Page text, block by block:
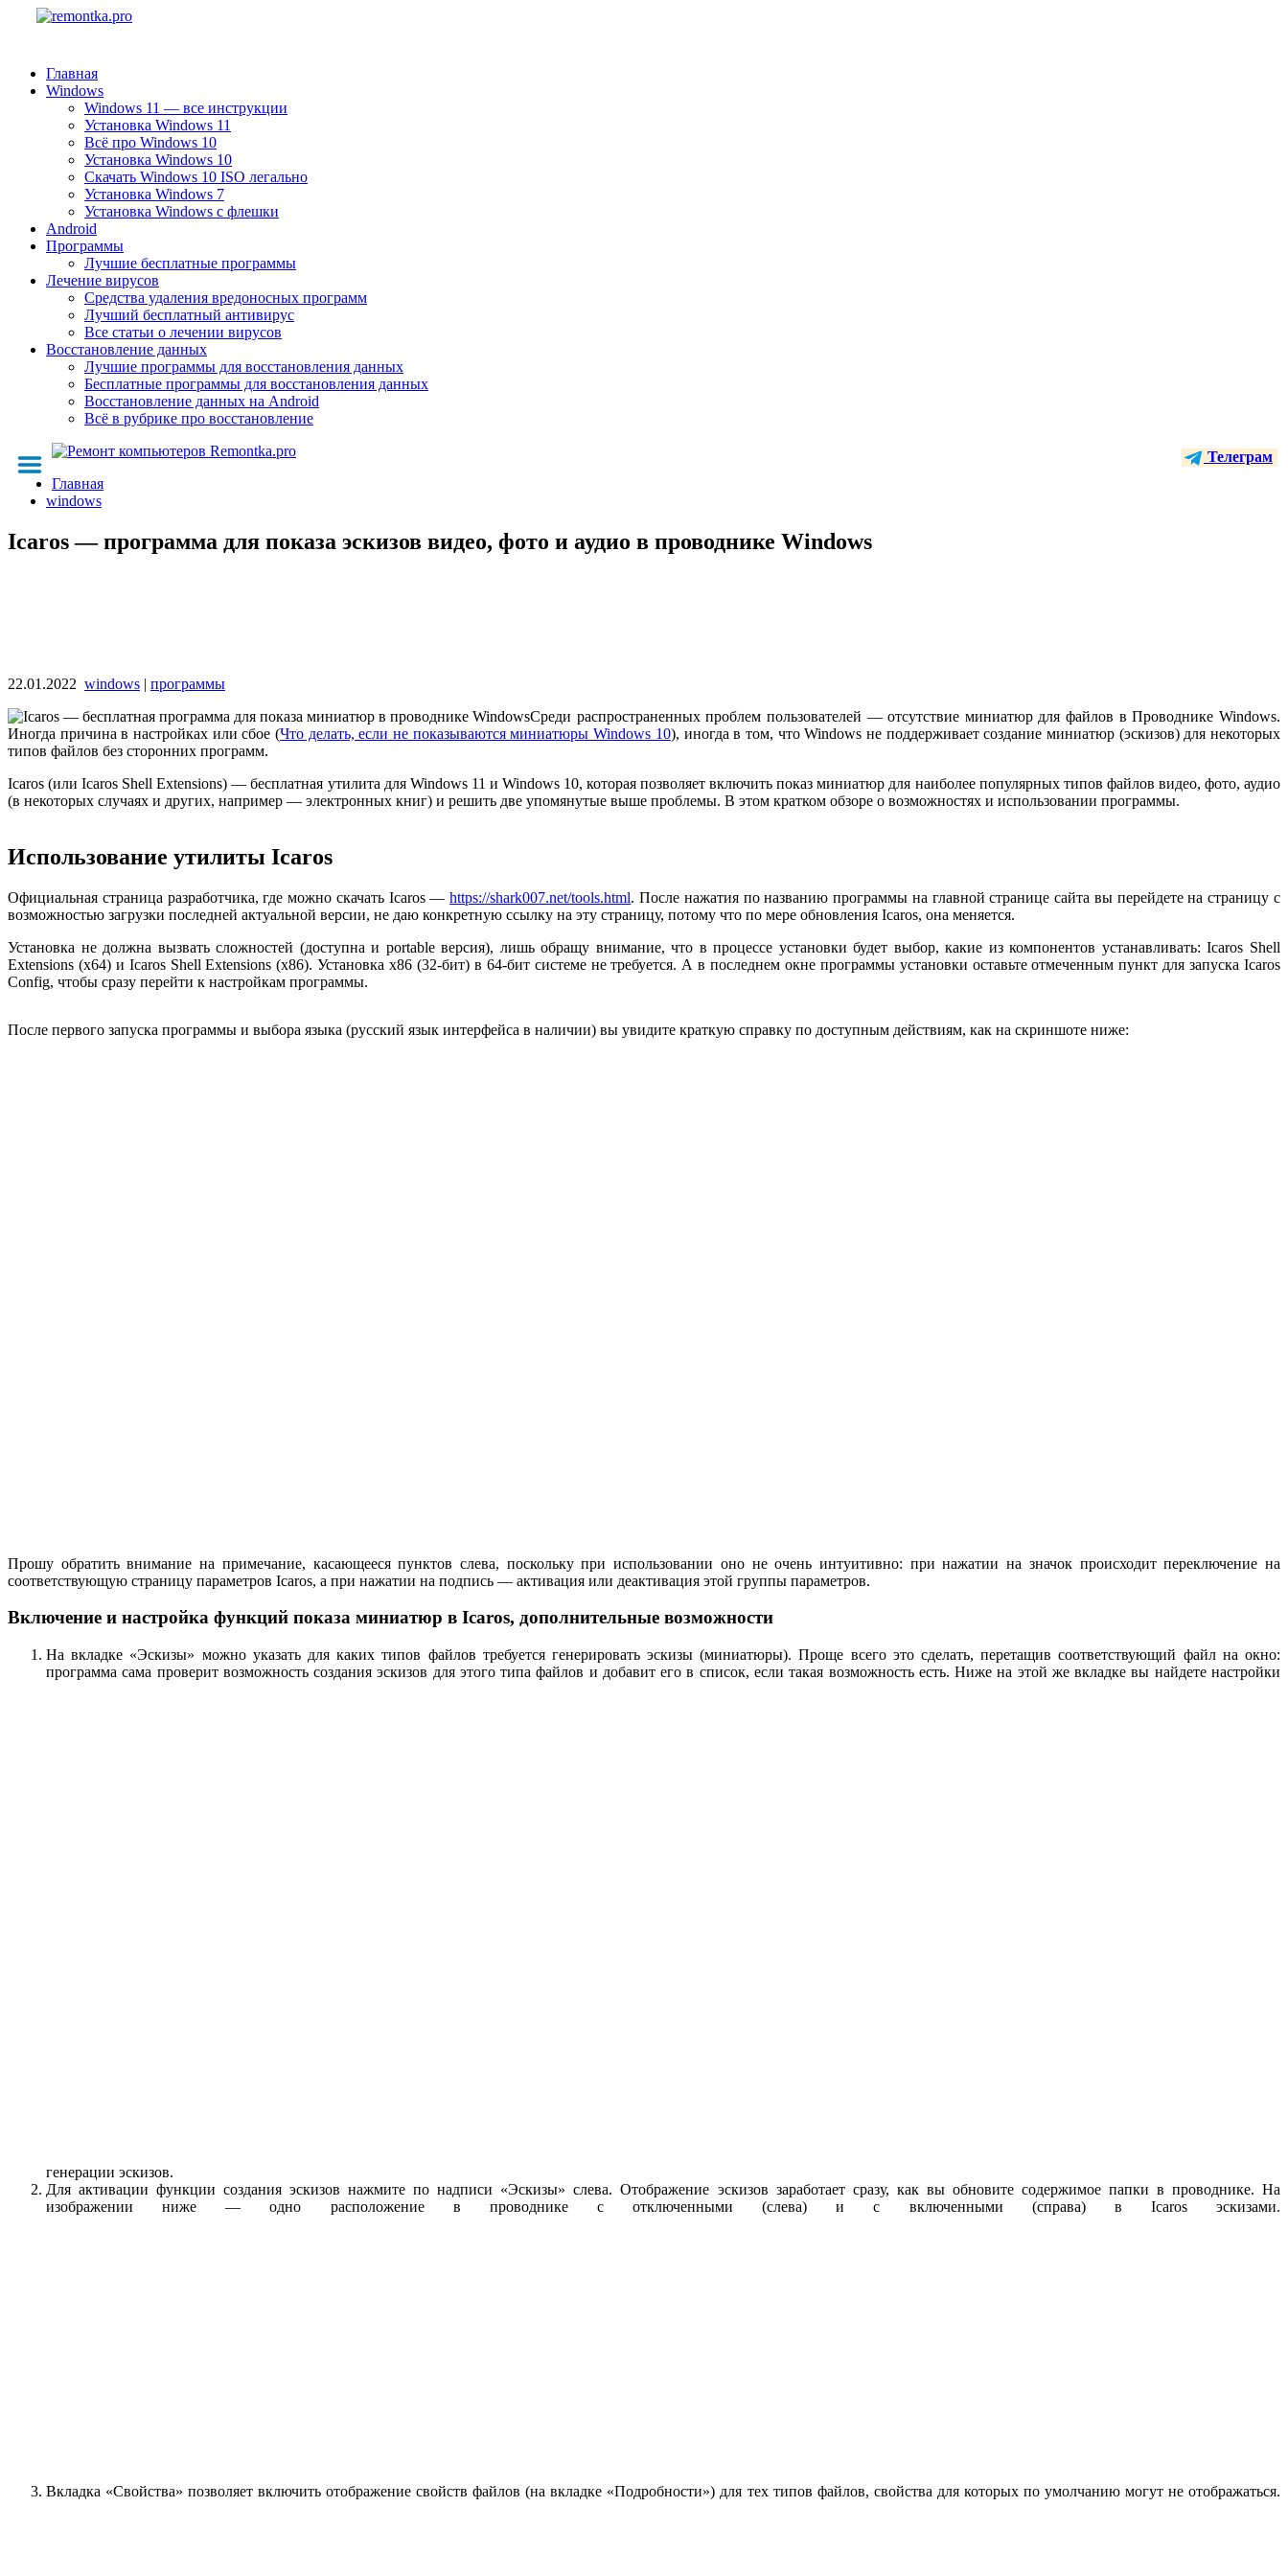
Главная
Windows
Windows 11 — все инструкции
Установка Windows 11
Всё про Windows 10
Установка Windows 10
Скачать Windows 10 ISO легально
Установка Windows 7
Установка Windows с флешки
Android
Программы
Лучшие бесплатные программы
Лечение вирусов
Средства удаления вредоносных программ
Лучший бесплатный антивирус
Все статьи о лечении вирусов
Восстановление данных
Лучшие программы для восстановления данных
Бесплатные программы для восстановления данных
Восстановление данных на Android
Всё в рубрике про восстановление
Телеграм
Главная
windows
Icaros — программа для показа эскизов видео, фото и аудио в проводнике Windows
22.01.2022 windows | программы
Среди распространенных проблем пользователей — отсутствие миниатюр для файлов в Проводнике Windows.
Иногда причина в настройках или сбое (Что делать, если не показываются миниатюры Windows 10), иногда в том, что Windows не поддерживает создание миниатюр (эскизов) для некоторых
типов файлов без сторонних программ.
Icaros (или Icaros Shell Extensions) — бесплатная утилита для Windows 11 и Windows 10, которая позволяет включить показ миниатюр для наиболее популярных типов файлов видео, фото, аудио
(в некоторых случаях и других, например — электронных книг) и решить две упомянутые выше проблемы. В этом кратком обзоре о возможностях и использовании программы.
Использование утилиты Icaros
Официальная страница разработчика, где можно скачать Icaros —https://shark007.net/tools.html. После нажатия по названию программы на главной странице сайта вы перейдете на страницу с
возможностью загрузки последней актуальной версии, не даю конкретную ссылку на эту страницу, потому что по мере обновления Icaros, она меняется.
Установка не должна вызвать сложностей (доступна и portable версия), лишь обращу внимание, что в процессе установки будет выбор, какие из компонентов устанавливать: Icaros Shell
Extensions (x64) и Icaros Shell Extensions (x86). Установка x86 (32-бит) в 64-бит системе не требуется. А в последнем окне программы установки оставьте отмеченным пункт для запуска Icaros
Config, чтобы сразу перейти к настройкам программы.
После первого запуска программы и выбора языка (русский язык интерфейса в наличии) вы увидите краткую справку по доступным действиям, как на скриншоте ниже:
Прошу обратить внимание на примечание, касающееся пунктов слева, поскольку при использовании оно не очень интуитивно: при нажатии на значок происходит переключение на
соответствующую страницу параметров Icaros, а при нажатии на подпись — активация или деактивация этой группы параметров.
Включение и настройка функций показа миниатюр в Icaros, дополнительные возможности
На вкладке «Эскизы» можно указать для каких типов файлов требуется генерировать эскизы (миниатюры). Проще всего это сделать, перетащив соответствующий файл на окно:
программа сама проверит возможность создания эскизов для этого типа файлов и добавит его в список, если такая возможность есть. Ниже на этой же вкладке вы найдете настройки
генерации эскизов.
Для активации функции создания эскизов нажмите по надписи «Эскизы» слева. Отображение эскизов заработает сразу, как вы обновите содержимое папки в проводнике. На
изображении ниже — одно расположение в проводнике с отключенными (слева) и с включенными (справа) в Icaros эскизами.
Вкладка «Свойства» позволяет включить отображение свойств файлов (на вкладке «Подробности») для тех типов файлов, свойства для которых по умолчанию могут не отображаться.